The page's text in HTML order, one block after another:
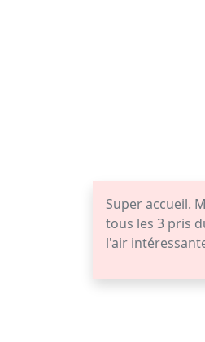
Super accueil.
tous les 3 pris
l'air